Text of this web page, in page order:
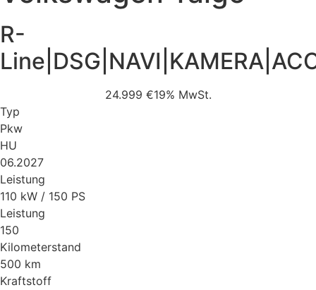
R-
24.999 €19% MwSt.
Typ
Pkw
HU
06.2027
Leistung
110 kW / 150 PS
Leistung
150
Kilometerstand
500 km
Kraftstoff